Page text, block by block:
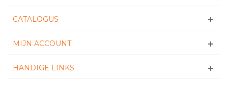
CATALOGUS
MIJN ACCOUNT
HANDIGE LINKS